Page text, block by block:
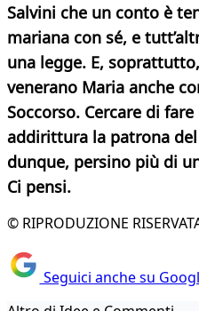
Salvini che un conto è
mariana con sé, e
una legge. E,
venerano Maria anche
Soccorso. Cercare di
addirittura la patrona
dunque, persino più di
Ci pensi.
© RIPRODUZIONE
Seguici anche su